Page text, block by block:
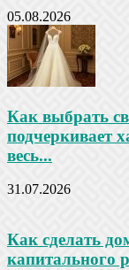
05.08.2026
Как выбрать
подчеркивает
весь...
31.07.2026
Как сделать
капитального